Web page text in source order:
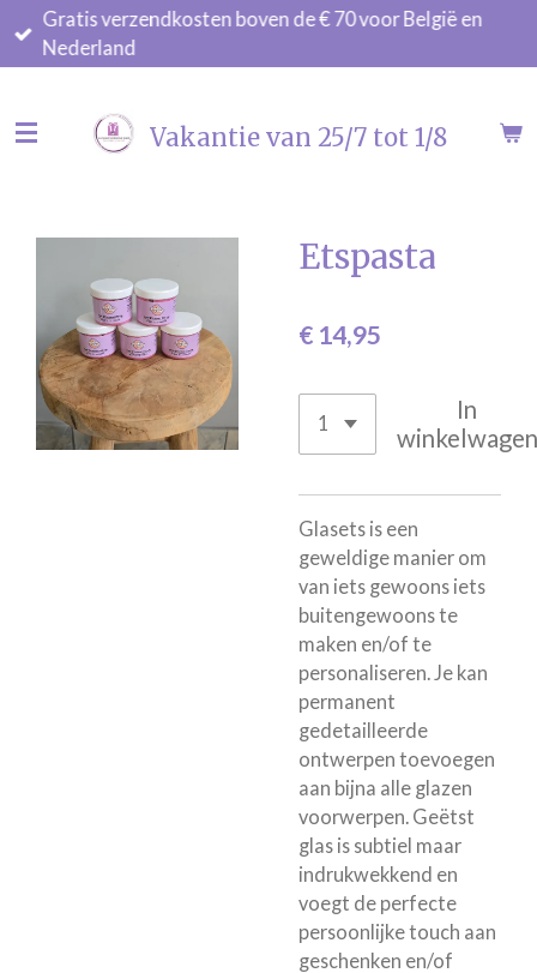
Ga
direct
hoofdinhoud
Gratis verzendkosten boven de € 70 voor België en
Nederland
Vakantie van 25/7 tot 1/8
Etspasta
€ 14,95
In
winkelwagen
Glasets is een
geweldige manier om
van iets gewoons iets
buitengewoons te
maken en/of te
personaliseren. Je kan
permanent
gedetailleerde
ontwerpen toevoegen
aan bijna alle glazen
voorwerpen. Geëtst
glas is subtiel maar
indrukwekkend en
voegt de perfecte
persoonlijke touch aan
geschenken en/of